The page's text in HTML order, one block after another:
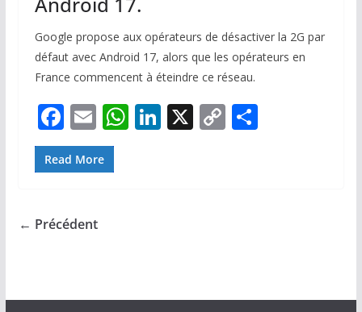
Google propose aux opérateurs de désactiver la 2G par
défaut avec Android 17, alors que les opérateurs en
France commencent à éteindre ce réseau.
F
ac
e
o
E
m
ai
W Li X C P
Read More
← Précédent